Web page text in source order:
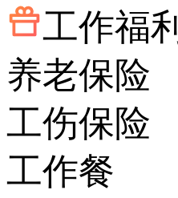
工作福利
养老保险
工伤保险
工作餐